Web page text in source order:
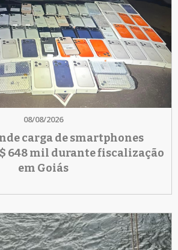
08/08/2026
carga de smartphones
648 mil durante fiscalização
em Goiás